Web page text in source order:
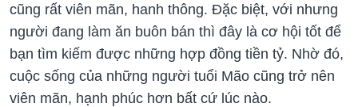
cũng rất viên mãn, hanh thông. Đặc biệt, với nhưng
người đang làm ăn buôn bán thì đây là cơ hội tốt để
bạn tìm kiếm được những hợp đồng tiền tỷ. Nhờ đó,
cuộc sống của những người tuổi Mão cũng trở nên
viên mãn, hạnh phúc hơn bất cứ lúc nào.